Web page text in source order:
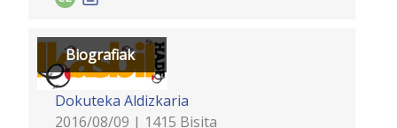
Biografiak
Dokuteka Aldizkaria
2016/08/09 | 1415 Bisita